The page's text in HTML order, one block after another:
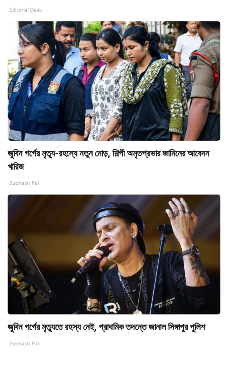
Editorial Desk
জুবিন গর্গের মৃত্যু-রহস্যে নতুন মোড়, শিল্পী অমৃতপ্রভার জামিনের আবেদন
খারিজ
Subhash Pal
জুবিন গর্গের মৃত্যুতে রহস্য নেই, প্রাথমিক তদন্তে জানাল সিঙ্গাপুর পুলিশ
Subhash Pal